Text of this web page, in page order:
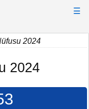
☰
2024
2024